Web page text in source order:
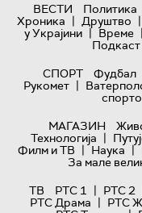
ВЕСТИ Политика
Хроника | Друштво |
у Украјини | Време |
Подкаст
СПОРТ
Фудбал
Рукомет |
МАГАЗИН
Технологијa |
Филм и ТВ | Наука |
За мале
ТВ
РТС 1 | РТС 2
РТС Драма | РТС